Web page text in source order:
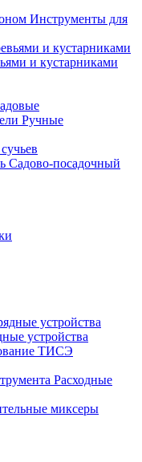
Инструменты для
и кустарниками
Ручные
Садово-посадочный
устройства
ТИСЭ
Расходные
миксеры